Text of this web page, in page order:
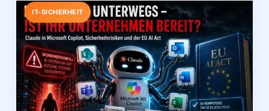
IT-SICHERHEIT